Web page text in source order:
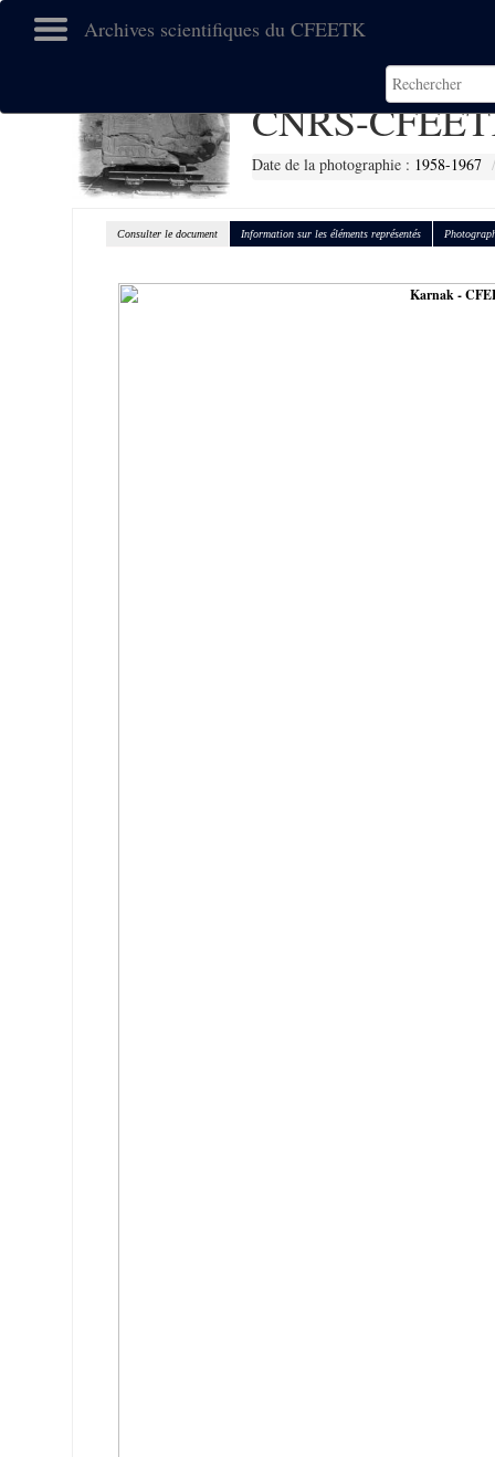
Archives scientifiques du CFEETK
CNRS-
Date de la photographie : 1958-1967
Consulter le document Information sur les éléments représentés